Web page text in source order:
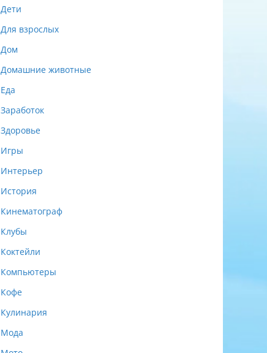
Дети
Для взрослых
Дом
Домашние животные
Еда
Заработок
Здоровье
Игры
Интерьер
История
Кинематограф
Клубы
Коктейли
Компьютеры
Кофе
Кулинария
Мода